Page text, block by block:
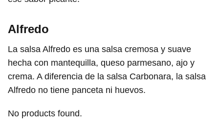
Alfredo
La salsa Alfredo es una salsa cremosa y suave
hecha con mantequilla, queso parmesano, ajo y
crema. A diferencia de la salsa Carbonara, la salsa
Alfredo no tiene panceta ni huevos.
No products found.